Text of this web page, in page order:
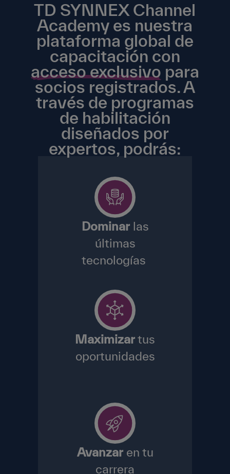
TD SYNNEX Channel
Academy es nuestra
plataforma global de
capacitación con
acceso exclusivo para
socios registrados. A
través de programas
de habilitación
diseñados por
expertos, podrás:
Dominarlas
últimas
tecnologías
Maximizartus
oportunidades
Avanzaren tu
carrera